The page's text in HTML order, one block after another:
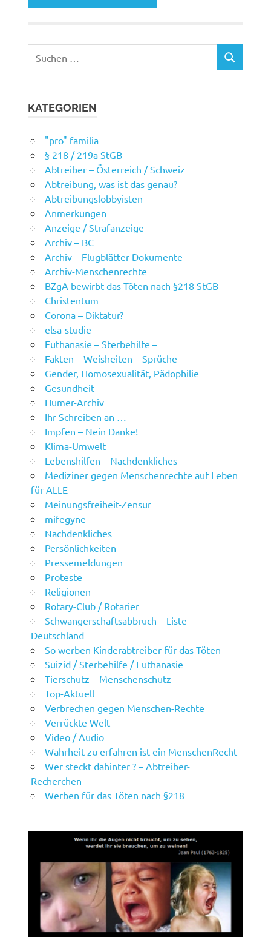
nach:
SUCHEN
KATEGORIEN
"pro" familia
§ 218 / 219a StGB
Abtreiber – Österreich / Schweiz
Abtreibung, was ist das genau?
Abtreibungslobbyisten
Anmerkungen
Anzeige / Strafanzeige
Archiv – BC
Archiv – Flugblätter-Dokumente
Archiv-Menschenrechte
BZgA bewirbt das Töten nach §218 StGB
Christentum
Corona – Diktatur?
elsa-studie
Euthanasie – Sterbehilfe –
Fakten – Weisheiten – Sprüche
Gender, Homosexualität, Pädophilie
Gesundheit
Humer-Archiv
Ihr Schreiben an …
Impfen – Nein Danke!
Klima-Umwelt
Lebenshilfen – Nachdenkliches
Mediziner gegen Menschenrechte auf Leben
für ALLE
Meinungsfreiheit-Zensur
mifegyne
Nachdenkliches
Persönlichkeiten
Pressemeldungen
Proteste
Religionen
Rotary-Club / Rotarier
Schwangerschaftsabbruch – Liste –
Deutschland
So werben Kinderabtreiber für das Töten
Suizid / Sterbehilfe / Euthanasie
Tierschutz – Menschenschutz
Top-Aktuell
Verbrechen gegen Menschen-Rechte
Verrückte Welt
Video / Audio
Wahrheit zu erfahren ist ein MenschenRecht
Wer steckt dahinter ? – Abtreiber-
Recherchen
Werben für das Töten nach §218